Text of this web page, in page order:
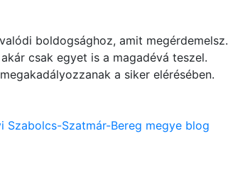
boldogsághoz, amit megérdemelsz.
csak egyet is a magadévá teszel.
a siker elérésében.
Szatmár-Bereg megye blog